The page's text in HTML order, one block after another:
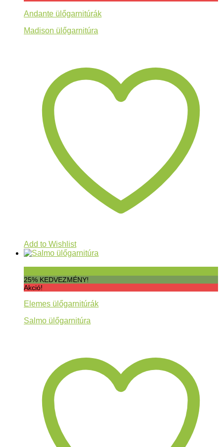
Andante ülőgarnitúrák
Madison ülőgarnitúra
Add to Wishlist
25% KEDVEZMÉNY!
Akció!
Elemes ülőgarnitúrák
Salmo ülőgarnitúra